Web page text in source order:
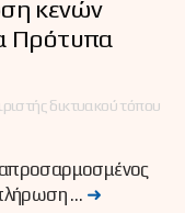
κενών
Πρότυπα
δικτυακού τόπου
… ➜